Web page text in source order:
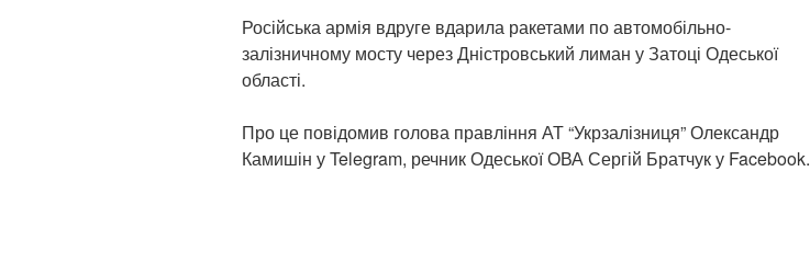
Російська армія вдруге вдарила ракетами по автомобільно-
залізничному мосту через Дністровський лиман у Затоці Одеської
області.
Про це повідомив голова правління АТ “Укрзалізниця” Олександр
Камишін у Telegram, речник Одеської ОВА Сергій Братчук у Facebook.